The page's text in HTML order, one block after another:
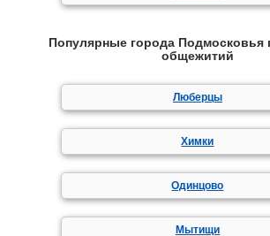
Популярные города Подмосковья
общежитий
Люберцы
Химки
Одинцово
Мытищи